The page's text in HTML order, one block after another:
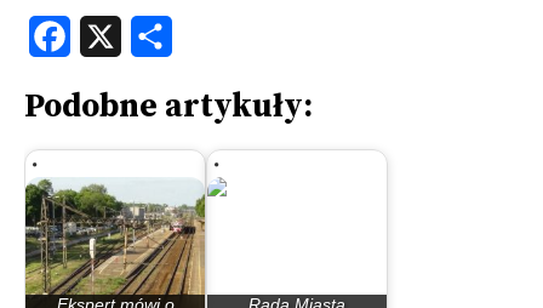
Facebook
Podobne artykuły: